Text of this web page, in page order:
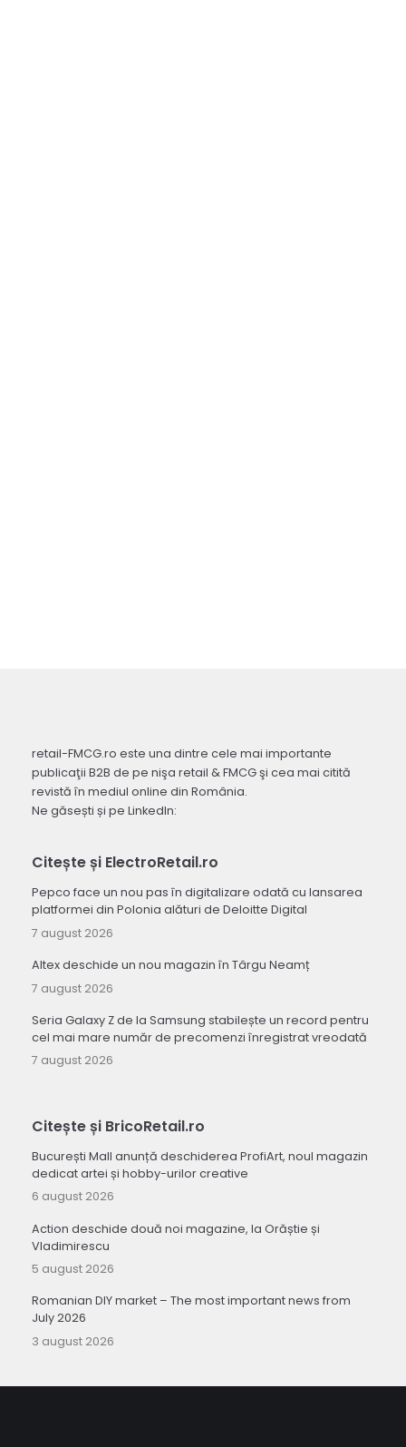
retail-FMCG.ro este una dintre cele mai importante
publicaţii B2B de pe nişa retail & FMCG şi cea mai citită
revistă în mediul online din România.
Ne găsești și pe LinkedIn:
Citește și ElectroRetail.ro
Pepco face un nou pas în digitalizare odată cu lansarea
platformei din Polonia alături de Deloitte Digital
7 august 2026
Altex deschide un nou magazin în Târgu Neamț
7 august 2026
Seria Galaxy Z de la Samsung stabilește un record pentru
cel mai mare număr de precomenzi înregistrat vreodată
7 august 2026
Citește și BricoRetail.ro
București Mall anunță deschiderea ProfiArt, noul magazin
dedicat artei și hobby-urilor creative
6 august 2026
Action deschide două noi magazine, la Orăștie și
Vladimirescu
5 august 2026
Romanian DIY market – The most important news from
July 2026
3 august 2026